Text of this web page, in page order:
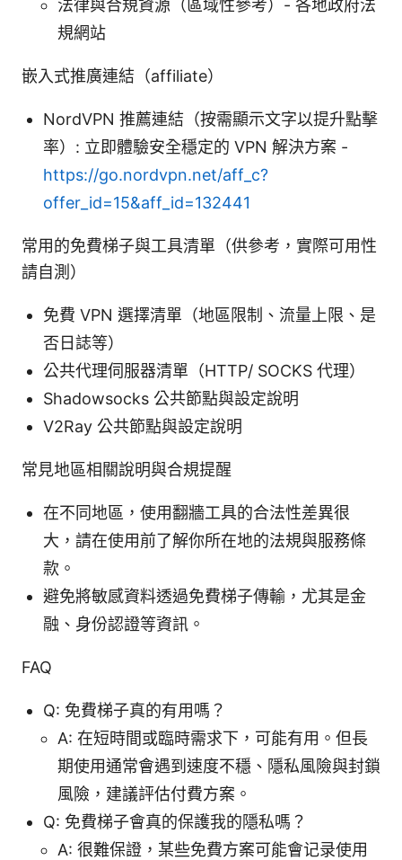
法律與合規資源（區域性參考）- 各地政府法
規網站
嵌入式推廣連結（affiliate）
NordVPN 推薦連結（按需顯示文字以提升點擊
率）: 立即體驗安全穩定的 VPN 解決方案 -
https://go.nordvpn.net/aff_c?
offer_id=15&aff_id=132441
常用的免費梯子與工具清單（供參考，實際可用性
請自測）
免費 VPN 選擇清單（地區限制、流量上限、是
否日誌等）
公共代理伺服器清單（HTTP/ SOCKS 代理）
Shadowsocks 公共節點與設定說明
V2Ray 公共節點與設定說明
常見地區相關說明與合規提醒
在不同地區，使用翻牆工具的合法性差異很
大，請在使用前了解你所在地的法規與服務條
款。
避免將敏感資料透過免費梯子傳輸，尤其是金
融、身份認證等資訊。
FAQ
Q: 免費梯子真的有用嗎？
A: 在短時間或臨時需求下，可能有用。但長
期使用通常會遇到速度不穩、隱私風險與封鎖
風險，建議評估付費方案。
Q: 免費梯子會真的保護我的隱私嗎？
A: 很難保證，某些免費方案可能會记录使用